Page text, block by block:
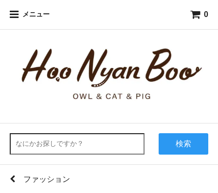
メニュー 0
検索
ファッション